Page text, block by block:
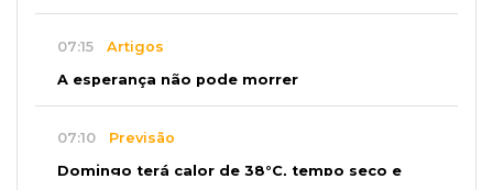
07:15 Artigos
A esperança não pode morrer
07:10 Previsão
Domingo terá calor de 38°C, tempo seco e